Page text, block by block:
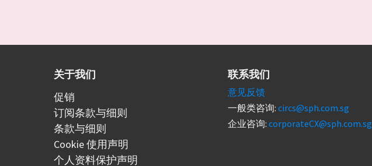
关于我们
促销
订阅条款与细则
条款与细则
Cookie 使用声明
个人资料保护声明
联系我们
意见反馈
一般类咨询: circs@sph.com.sg
企业咨询: corporateCX@sph.com.sg